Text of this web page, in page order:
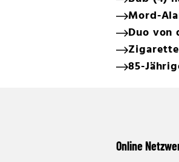
Mord-
Duo
85-
Online